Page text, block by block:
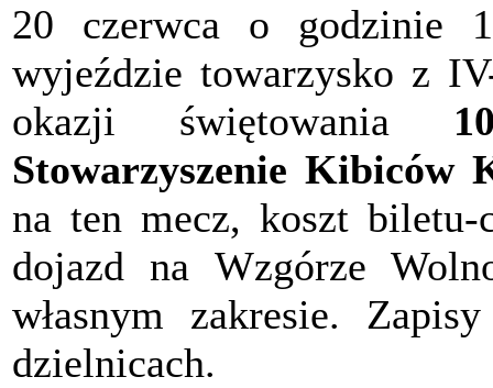
20 czerwca o godzinie
wyjeździe towarzysko z
okazji świętowania
Stowarzyszenie Kibiców
na ten mecz, koszt
dojazd na Wzgórze
własnym zakresie.
dzielnicach.